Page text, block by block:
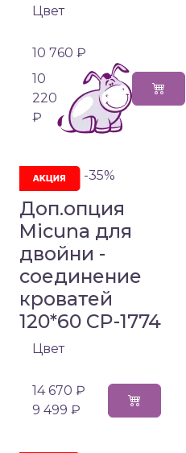
Цвет
10 760 ₽
10
220
₽
-35%
Доп.опция
Micuna для
двойни -
соединение
кроватей
120*60 CP-1774
Цвет
14 670 ₽
9 499 ₽